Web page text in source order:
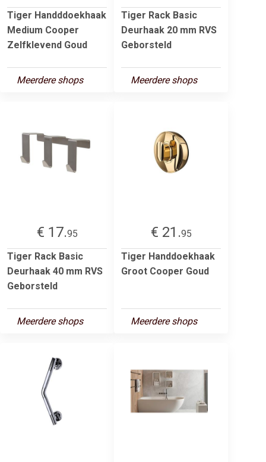
Tiger Handddoekhaak
Medium Cooper
Zelfklevend Goud
Meerdere shops
Tiger Rack Basic
Deurhaak 20 mm RVS
Geborsteld
Meerdere shops
€ 17.95
Tiger Rack Basic
Deurhaak 40 mm RVS
Geborsteld
Meerdere shops
€ 21.95
Tiger Handdoekhaak
Groot Cooper Goud
Meerdere shops